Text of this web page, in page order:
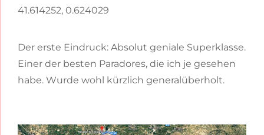
41.614252, 0.624029
Der erste Eindruck: Absolut geniale Superklasse.
Einer der besten Paradores, die ich je gesehen
habe. Wurde wohl kürzlich generalüberholt.